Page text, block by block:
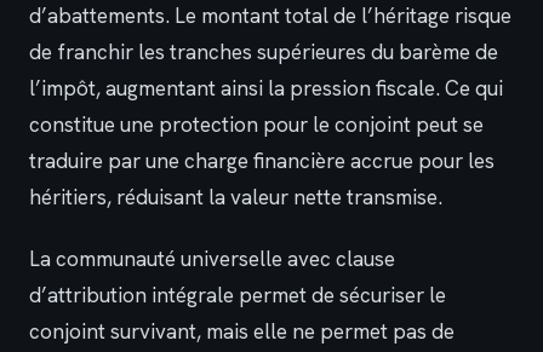
d’abattements. Le montant total de l’héritage risque
de franchir les tranches supérieures du barème de
l’impôt, augmentant ainsi la pression fiscale. Ce qui
constitue une protection pour le conjoint peut se
traduire par une charge financière accrue pour les
héritiers, réduisant la valeur nette transmise.
La communauté universelle avec clause
d’attribution intégrale permet de sécuriser le
conjoint survivant, mais elle ne permet pas de